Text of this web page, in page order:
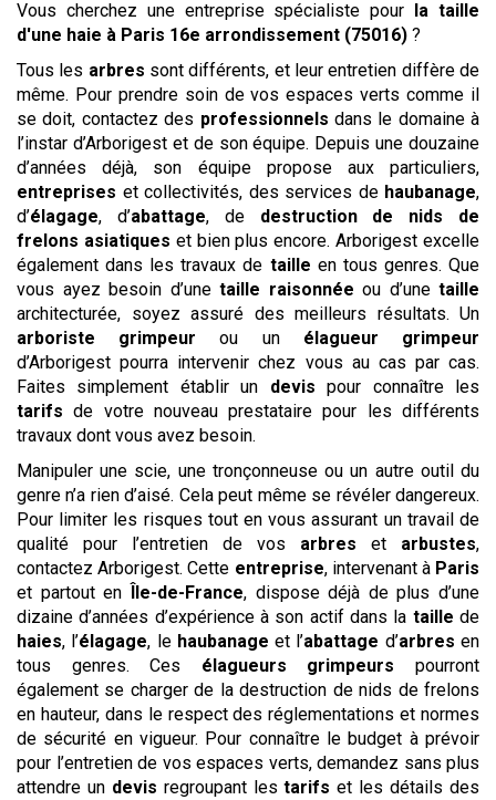
Vous cherchez une entreprise spécialiste pour la taille
d'une haie à Paris 16e arrondissement (75016) ?
Tous les arbres sont différents, et leur entretien diffère de
même. Pour prendre soin de vos espaces verts comme il
se doit, contactez des professionnels dans le domaine à
l’instar d’Arborigest et de son équipe. Depuis une douzaine
d’années déjà, son équipe propose aux particuliers,
entreprises et collectivités, des services de haubanage,
d’élagage, d’abattage, de destruction de nids de
frelons asiatiques et bien plus encore. Arborigest excelle
également dans les travaux de taille en tous genres. Que
vous ayez besoin d’une taille raisonnée ou d’une taille
architecturée, soyez assuré des meilleurs résultats. Un
arboriste grimpeur ou un élagueur grimpeur
d’Arborigest pourra intervenir chez vous au cas par cas.
Faites simplement établir un devis pour connaître les
tarifs de votre nouveau prestataire pour les différents
travaux dont vous avez besoin.
Manipuler une scie, une tronçonneuse ou un autre outil du
genre n’a rien d’aisé. Cela peut même se révéler dangereux.
Pour limiter les risques tout en vous assurant un travail de
qualité pour l’entretien de vos arbres et arbustes,
contactez Arborigest. Cette entreprise, intervenant à Paris
et partout en Île-de-France, dispose déjà de plus d’une
dizaine d’années d’expérience à son actif dans la taille de
haies, l’élagage, le haubanage et l’abattage d’arbres en
tous genres. Ces élagueurs grimpeurs pourront
également se charger de la destruction de nids de frelons
en hauteur, dans le respect des réglementations et normes
de sécurité en vigueur. Pour connaître le budget à prévoir
pour l’entretien de vos espaces verts, demandez sans plus
attendre un devis regroupant lestarifs et les détails des